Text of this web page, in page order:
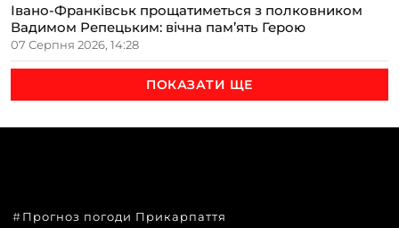
Івано-Франківськ прощатиметься з полковником
Вадимом Репецьким: вічна пам’ять Герою
07 Серпня 2026, 14:28
ПОКАЗАТИ ЩЕ
Прогноз погоди Прикарпаття